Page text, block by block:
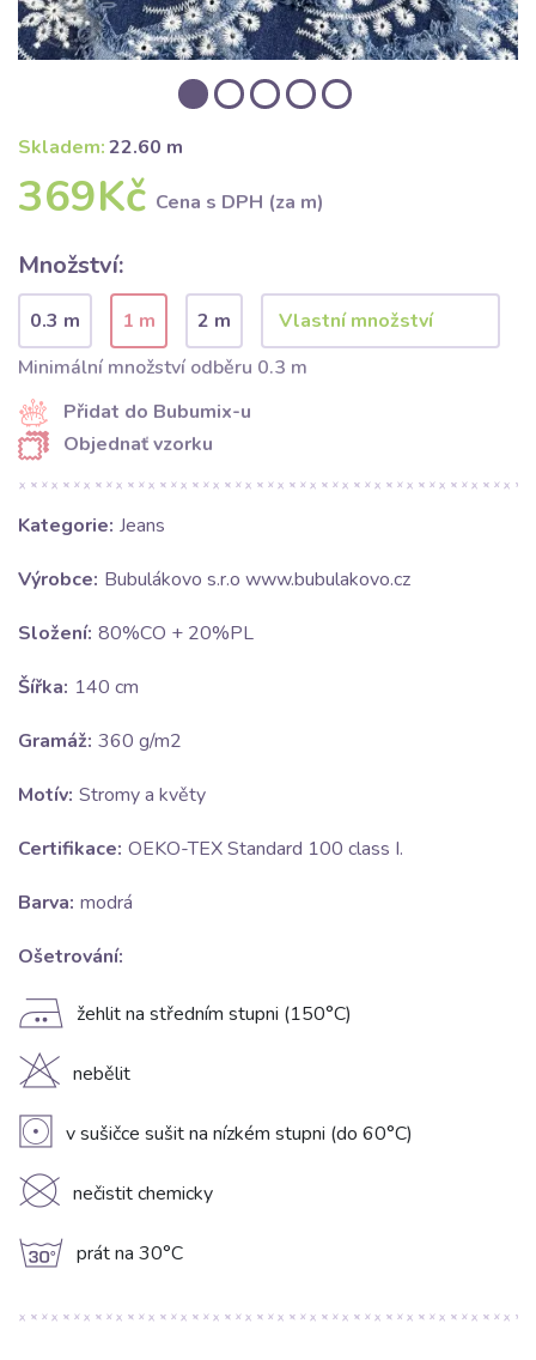
Skladem:22.60 m
369Kč Cena s DPH (za m)
Množství:
0.3 m 1 m
2 m
Minimální množství odběru 0.3 m
Přidat do Bubumix-u
Objednať vzorku
Kategorie: Jeans
Výrobce: Bubulákovo s.r.o www.bubulakovo.cz
Složení: 80%CO + 20%PL
Šířka: 140 cm
Gramáž: 360 g/m2
Motív: Stromy a květy
Certifikace: OEKO-TEX Standard 100 class I.
Barva: modrá
Ošetrování:
E žehlit na středním stupni (150°C)
H nebělit
V v sušičce sušit na nízkém stupni (do 60°C)
K nečistit chemicky
g prát na 30°C